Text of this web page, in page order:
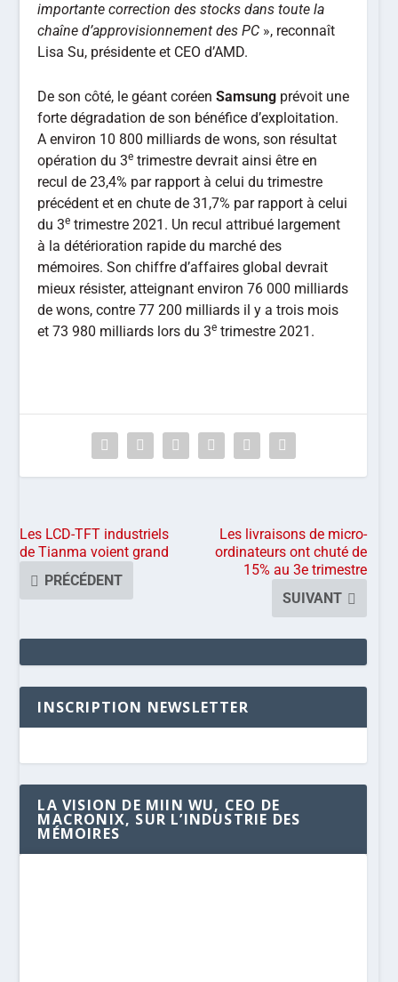
importante correction des stocks dans toute la
chaîne d’approvisionnement des PC », reconnaît
Lisa Su, présidente et CEO d’AMD.
De son côté, le géant coréenSamsung prévoit une
forte dégradation de son bénéfice d’exploitation.
A environ 10 800 milliards de wons, son résultat
opération du 3e trimestre devrait ainsi être en
recul de 23,4% par rapport à celui du trimestre
précédent et en chute de 31,7% par rapport à celui
du 3e trimestre 2021. Un recul attribué largement
à la détérioration rapide du marché des
mémoires. Son chiffre d’affaires global devrait
mieux résister, atteignant environ 76 000 milliards
de wons, contre 77 200 milliards il y a trois mois
et 73 980 milliards lors du 3e trimestre 2021.
Les LCD-TFT industriels
de Tianma voient grand
PRÉCÉDENT
Les livraisons de micro-
ordinateurs ont chuté de
15% au 3e trimestre
SUIVANT
INSCRIPTION NEWSLETTER
LA VISION DE MIIN WU, CEO DE
MACRONIX, SUR L’INDUSTRIE DES
MÉMOIRES